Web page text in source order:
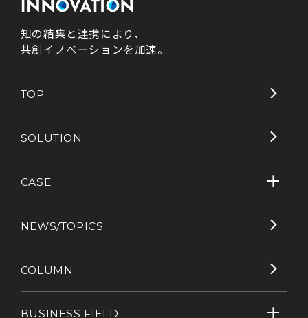
知の結集と連携により、
共創イノベーションを加速。
TOP
SOLUTION
CASE
NEWS/TOPICS
COLUMN
BUSINESS FIELD